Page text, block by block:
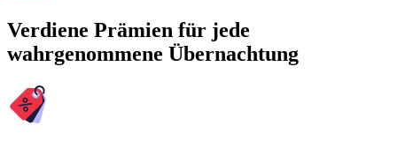
Verdiene Prämien für jede
wahrgenommene Übernachtung